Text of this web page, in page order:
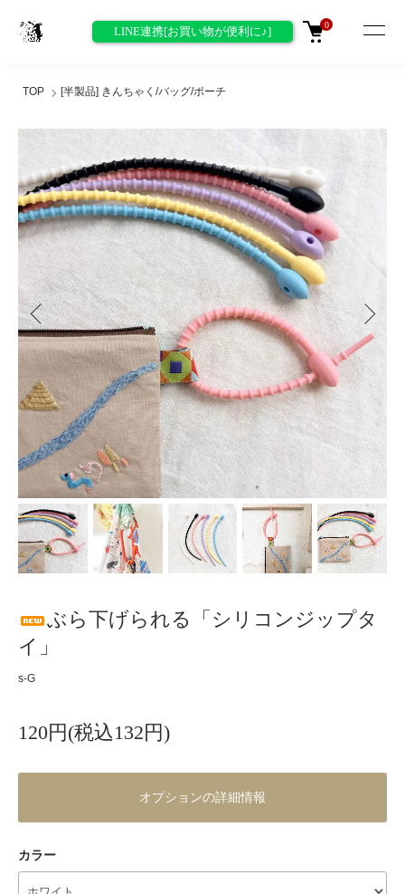
LINE連携[お買い物が便利に♪] 0
TOP [半製品] きんちゃく/バッグ/ポーチ
ぶら下げられる「シリコンジップタ
イ」
s-G
120円(税込132円)
オプションの詳細情報
カラー